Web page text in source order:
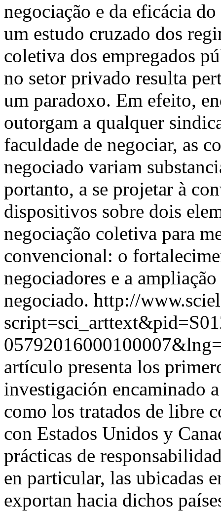
negociação e da eficácia
um estudo cruzado dos
coletiva dos empregados
no setor privado resulta
um paradoxo. Em efeito,
outorgam a qualquer
faculdade de negociar, as
negociado variam
portanto, a se projetar à
dispositivos sobre dois
negociação coletiva para
convencional: o
negociadores e a
negociado. http://
artículo presenta los
investigación encaminado
como los tratados de libre
con Estados Unidos y
prácticas de
en particular, las ubicadas
exportan hacia dichos